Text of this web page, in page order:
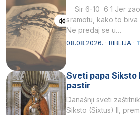
Sir 6-10 6 1 Jer
sramotu, kako to
Ne predaj se u…
08.08.2026. · BIBLIJA ·
Sveti papa Siksto
pastir
Današnji sveti
Siksto (Sixtus) II,